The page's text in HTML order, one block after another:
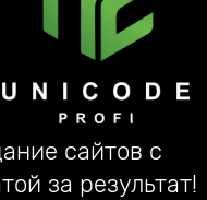
сайтов с
за результат!